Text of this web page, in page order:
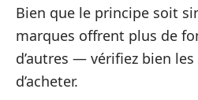
Bien que le principe soit
marques offrent plus de
d’autres — vérifiez bien
d’acheter.